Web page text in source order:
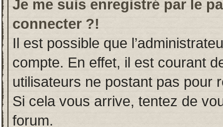
Je me suis enregistré par le
connecter ?!
Il est possible que
compte. En effet, il est courant
utilisateurs ne postant pas pour
Si cela vous arrive, tentez de
forum.